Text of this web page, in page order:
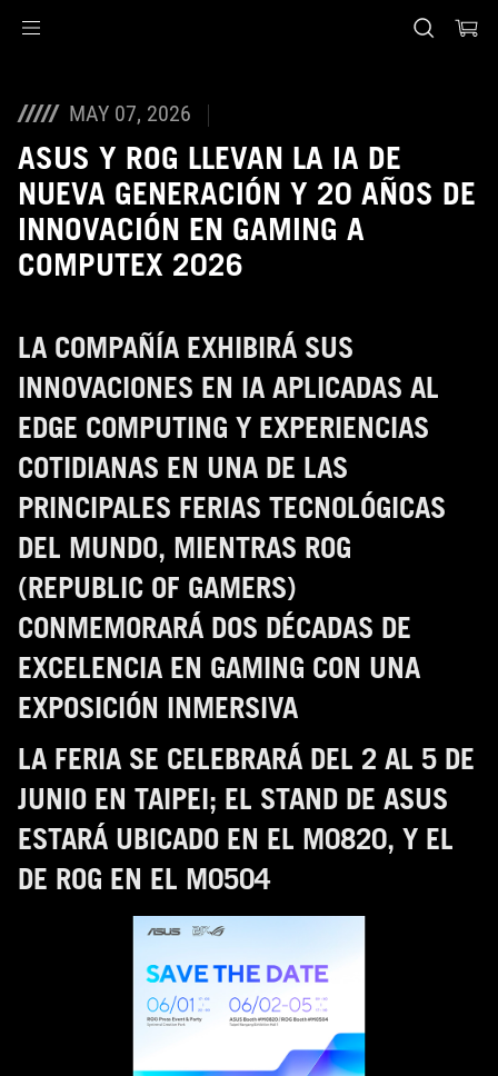
MAY 07, 2026
ASUS Y ROG LLEVAN LA IA DE
NUEVA GENERACIÓN Y 20 AÑOS DE
INNOVACIÓN EN GAMING A
COMPUTEX 2026
LA COMPAÑÍA EXHIBIRÁ SUS
INNOVACIONES EN IA APLICADAS AL
EDGE COMPUTING Y EXPERIENCIAS
COTIDIANAS EN UNA DE LAS
PRINCIPALES FERIAS TECNOLÓGICAS
DEL MUNDO, MIENTRAS ROG
(REPUBLIC OF GAMERS)
CONMEMORARÁ DOS DÉCADAS DE
EXCELENCIA EN GAMING CON UNA
EXPOSICIÓN INMERSIVA
LA FERIA SE CELEBRARÁ DEL 2 AL 5 DE
JUNIO EN TAIPEI; EL STAND DE ASUS
ESTARÁ UBICADO EN EL M0820, Y EL
DE ROG EN EL M0504